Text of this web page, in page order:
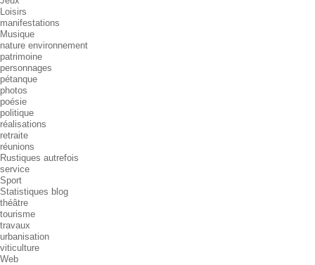
Loisirs
manifestations
Musique
nature environnement
patrimoine
personnages
pétanque
photos
poésie
politique
réalisations
retraite
réunions
Rustiques autrefois
service
Sport
Statistiques blog
théâtre
tourisme
travaux
urbanisation
viticulture
Web